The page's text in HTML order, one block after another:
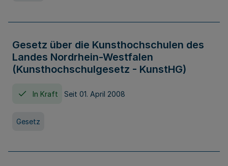
Gesetz über die Kunsthochschulen des
Landes Nordrhein-Westfalen
(Kunsthochschulgesetz - KunstHG)
In Kraft Seit 01. April 2008
Gesetz